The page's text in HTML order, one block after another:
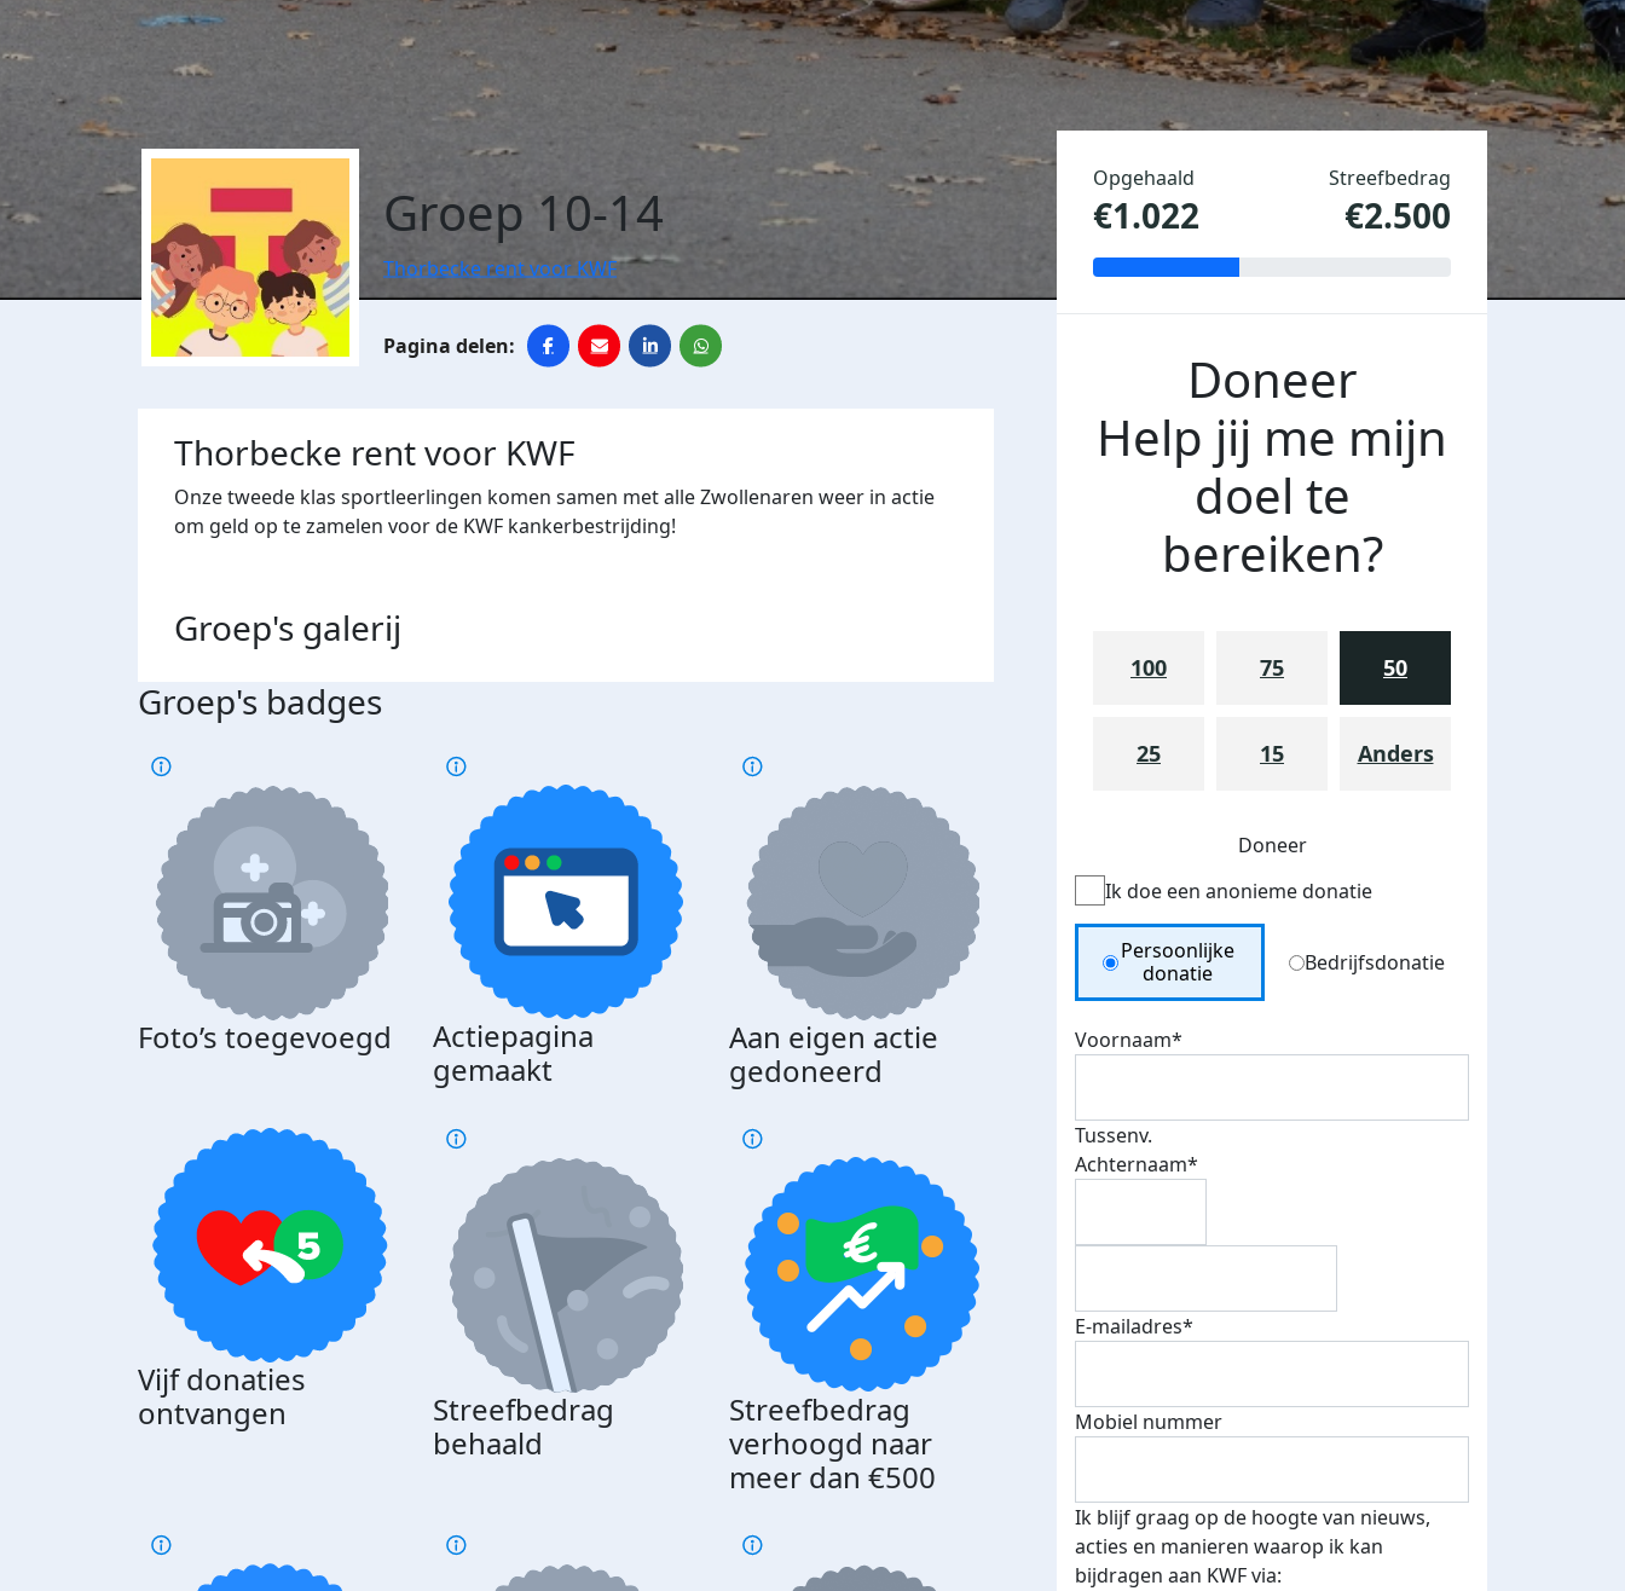
Groep 10-14
Thorbecke rent voor KWF
Thorbecke rent voor KWF
Onze tweede klas sportleerlingen komen samen met alle Zwollenaren weer in actie
om geld op te zamelen voor de KWF kankerbestrijding!
Groep's galerij
Groep's badges
Foto’s toegevoegd
Actiepagina
gemaakt
Aan eigen actie
gedoneerd
Vijf donaties
ontvangen
Streefbedrag
behaald
Streefbedrag
verhoogd naar
meer dan €500
Donateurs
Opgehaald
€1.022
Streefbedrag
€2.500
Doneer
Help jij me mijn
doel te
bereiken?
100 75 50
25 15 Anders
Doneer
Ik doe een anonieme donatie
Donation Type
Persoonlijke
donatie
Bedrijfsdonatie
Voornaam*
Tussenv.
Achternaam*
E-mailadres*
Mobiel nummer
Ik blijf graag op de hoogte van nieuws,
acties en manieren waarop ik kan
bijdragen aan KWF via: